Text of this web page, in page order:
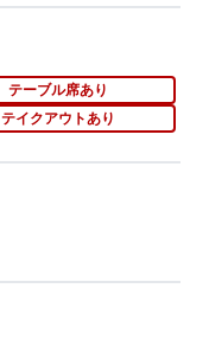
テーブル席あり
テイクアウトあり